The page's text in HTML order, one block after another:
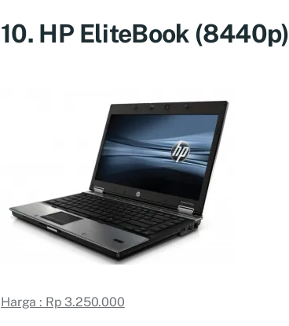
10. HP EliteBook (8440p)
Harga : Rp 3.250.000